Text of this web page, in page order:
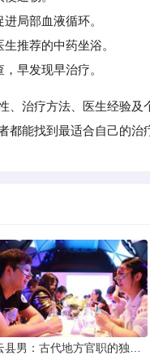
局部血液循环。
推荐的中药坐浴。
早发现早治疗。
治疗方法、医生经验及
能找到最适合自己的治